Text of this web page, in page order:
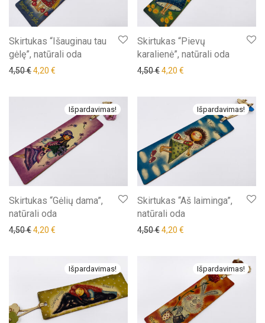
Skirtukas “Išauginau tau
gėlę”, natūrali oda
4,50€Original price was: 4,50 €.
4,20 € Current price is: 4,20 €.
Skirtukas “Pievų
karalienė”, natūrali oda
4,50€Original price was: 4,50 €.
4,20 €
Išpardavimas!
Skirtukas “Gėlių dama”,
natūrali oda
4,50€Original price was: 4,50 €.
4,20 € Current price is: 4,20 €.
Išpardavimas!
Skirtukas “Aš laiminga”,
natūrali oda
4,50€Original price was: 4,50 €.
4,20 €
Išpardavimas! Išpardavimas!